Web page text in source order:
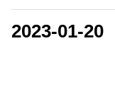
2023-01-20